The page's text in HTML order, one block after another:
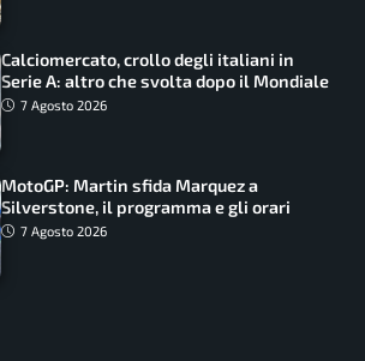
Calciomercato, crollo degli italiani in
Serie A: altro che svolta dopo il Mondiale
7 Agosto 2026
MotoGP: Martin sfida Marquez a
Silverstone, il programma e gli orari
7 Agosto 2026